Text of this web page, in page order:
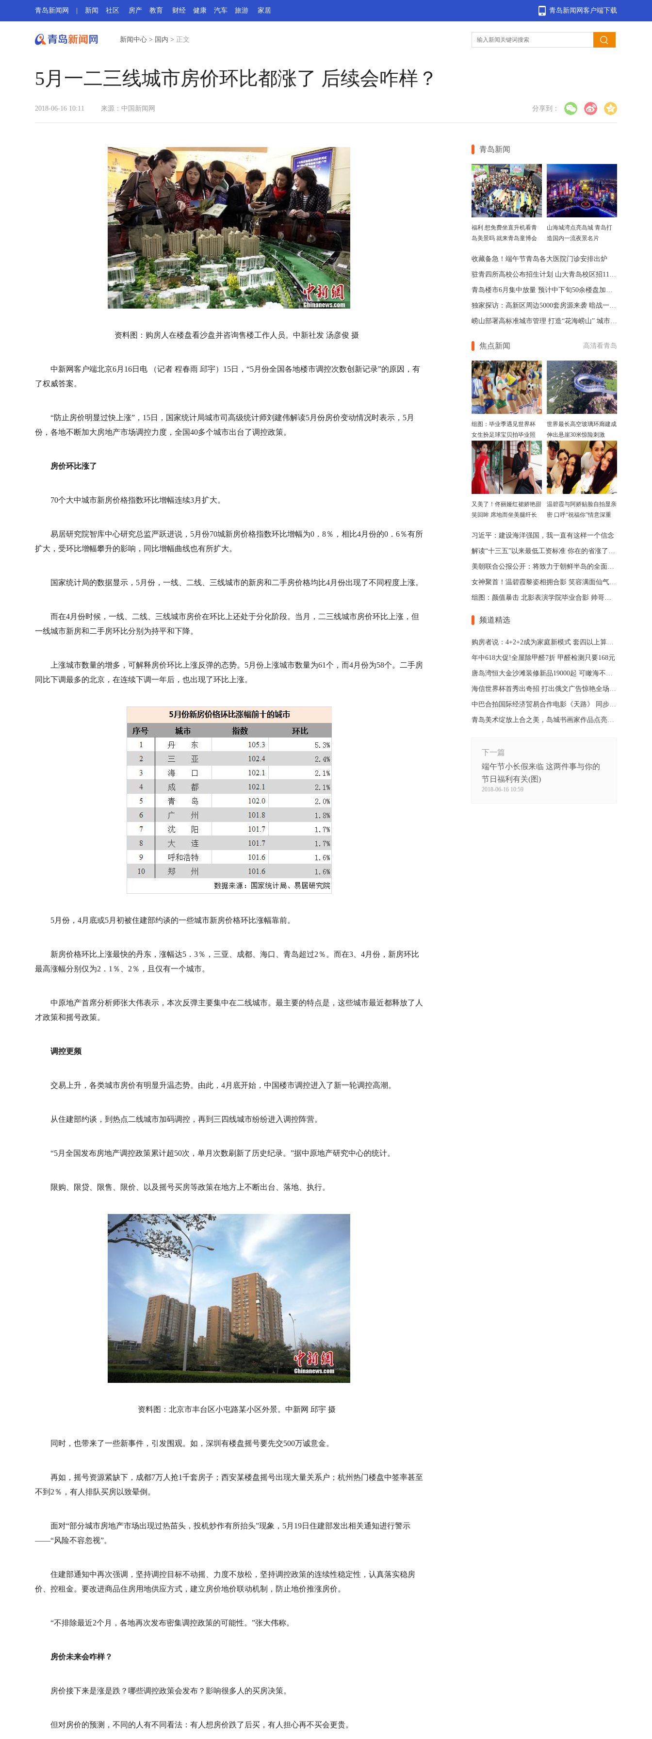
青岛新闻网客户端下载
青岛新闻网 新闻 社区 房产 教育 财经 健康 汽车 旅游 家居
新闻中心 > 国内 > 正文
5月一二三线城市房价环比都涨了 后续会咋样？
2018-06-16 10:11 来源： 中国新闻网 分享到：
资料图：购房人在楼盘看沙盘并咨询售楼工作人员。中新社发 汤彦俊 摄
中新网客户端北京6月16日电 （记者 程春雨 邱宇）15日，“5月份全国各地楼市调控次数创新记录”的原因，有
了权威答案。
“防止房价明显过快上涨”，15日，国家统计局城市司高级统计师刘建伟解读5月份房价变动情况时表示，5月
份，各地不断加大房地产市场调控力度，全国40多个城市出台了调控政策。
房价环比涨了
70个大中城市新房价格指数环比增幅连续3月扩大。
易居研究院智库中心研究总监严跃进说，5月份70城新房价格指数环比增幅为0．8％，相比4月份的0．6％有所
扩大，受环比增幅攀升的影响，同比增幅曲线也有所扩大。
国家统计局的数据显示，5月份，一线、二线、三线城市的新房和二手房价格均比4月份出现了不同程度上涨。
而在4月份时候，一线、二线、三线城市房价在环比上还处于分化阶段。当月，二三线城市房价环比上涨，但
一线城市新房和二手房环比分别为持平和下降。
上涨城市数量的增多，可解释房价环比上涨反弹的态势。5月份上涨城市数量为61个，而4月份为58个。二手房
同比下调最多的北京，在连续下调一年后，也出现了环比上涨。
5月份，4月底或5月初被住建部约谈的一些城市新房价格环比涨幅靠前。
新房价格环比上涨最快的丹东，涨幅达5．3％，三亚、成都、海口、青岛超过2％。而在3、4月份，新房环比
最高涨幅分别仅为2．1％、2％，且仅有一个城市。
中原地产首席分析师张大伟表示，本次反弹主要集中在二线城市。最主要的特点是，这些城市最近都释放了人
才政策和摇号政策。
调控更频
交易上升，各类城市房价有明显升温态势。由此，4月底开始，中国楼市调控进入了新一轮调控高潮。
从住建部约谈，到热点二线城市加码调控，再到三四线城市纷纷进入调控阵营。
“5月全国发布房地产调控政策累计超50次，单月次数刷新了历史纪录。”据中原地产研究中心的统计。
限购、限贷、限售、限价、以及摇号买房等政策在地方上不断出台、落地、执行。
资料图：北京市丰台区小屯路某小区外景。中新网 邱宇 摄
同时，也带来了一些新事件，引发围观。如，深圳有楼盘摇号要先交500万诚意金。
再如，摇号资源紧缺下，成都7万人抢1千套房子；西安某楼盘摇号出现大量关系户；杭州热门楼盘中签率甚至
不到2％，有人排队买房以致晕倒。
面对“部分城市房地产市场出现过热苗头，投机炒作有所抬头”现象，5月19日住建部发出相关通知进行警示
——“风险不容忽视”。
住建部通知中再次强调，坚持调控目标不动摇、力度不放松，坚持调控政策的连续性稳定性，认真落实稳房
价、控租金。要改进商品住房用地供应方式，建立房价地价联动机制，防止地价推涨房价。
“不排除最近2个月，各地再次发布密集调控政策的可能性。”张大伟称。
房价未来会咋样？
房价接下来是涨是跌？哪些调控政策会发布？影响很多人的买房决策。
但对房价的预测，不同的人有不同看法：有人想房价跌了后买，有人担心再不买会更贵。
青岛新闻
福利 想免费坐直升机看青
岛美景吗 就来青岛童博会
山海城湾点亮岛城 青岛打
造国内一流夜景名片
收藏备急！端午节青岛各大医院门诊安排出炉
驻青四所高校公布招生计划 山大青岛校区招1100人
青岛楼市6月集中放量 预计中下旬50余楼盘加推(图)
独家探访：高新区周边5000套房源来袭 暗战一触即发
崂山部署高标准城市管理 打造“花海崂山” 城市品牌
焦点新闻 高清看青岛
组图：毕业季遇见世界杯
女生扮足球宝贝拍毕业照
世界最长高空玻璃环廊建成
伸出悬崖30米惊险刺激
又美了！佟丽娅红裙娇艳甜
笑回眸 席地而坐美腿纤长
温碧霞与阿娇贴脸自拍显亲
密 口呼“祝福你”情意深重
习近平：建设海洋强国，我一直有这样一个信念
解读“十三五”以来最低工资标准 你在的省涨了多少
美朝联合公报公开：将致力于朝鲜半岛的全面无核化
女神聚首！温碧霞黎姿相拥合影 笑容满面仙气十足
组图：颜值暴击 北影表演学院毕业合影 帅哥美女齐聚
频道精选
购房者说：4+2+2成为家庭新模式 套四以上算改善房
年中618大促!全屋除甲醛7折 甲醛检测只要168元
唐岛湾恒大金沙滩装修新品19000起 可瞰海不限购
海信世界杯首秀出奇招 打出俄文广告惊艳全场(图)
中巴合拍国际经济贸易合作电影《天路》 同步推电视剧
青岛美术绽放上合之美，岛城书画家作品点亮上合青岛峰会会场
下一篇
端午节小长假来临 这两件事与你的
节日福利有关(图)
2018-06-16 10:59